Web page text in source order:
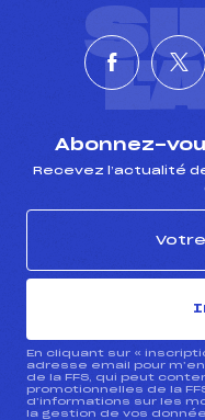
Abonnez-
Recevez l’actualité
En cliquant sur «
adresse email pour
de la FFS, qui peut
promotionnelles de la
d’informations sur les
la gestion de vos